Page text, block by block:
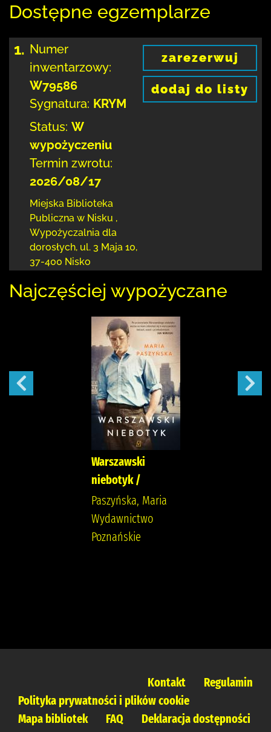
Dostępne egzemplarze
1. Numer
inwentarzowy:
W79586
Sygnatura: KRYM
Status: W
wypożyczeniu
Termin zwrotu:
2026/08/17
Miejska Biblioteka
Publiczna w Nisku ,
Wypożyczalnia dla
dorosłych, ul. 3 Maja 10,
37-400 Nisko
zarezerwuj
dodaj do listy
Najczęściej wypożyczane
Warszawski
niebotyk /
Paszyńska, Maria
Wydawnictwo
Poznańskie
Kontakt
Regulamin
Polityka prywatności i plików cookie
Mapa bibliotek
FAQ Deklaracja dostępności